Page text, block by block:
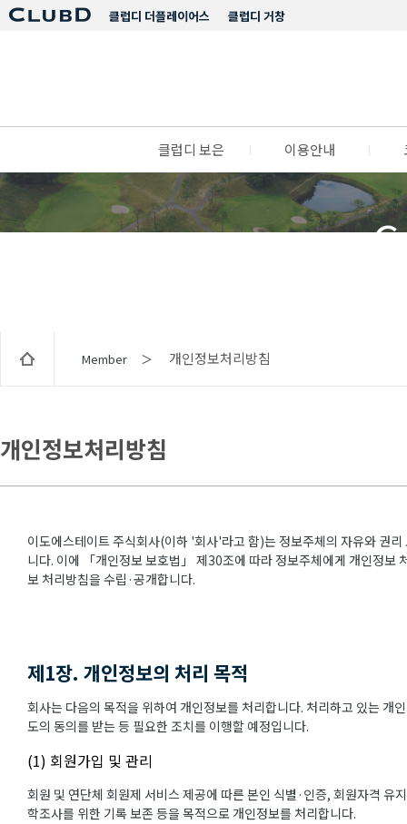
클럽디 거창
클럽디 더플레이어스
클럽디 보은 이용안내
Member ＞ 개인정보처리방침
개인정보처리방침
이도에스테이트 주식회사(이하 '회사'라고 함)는 정보주체의 자유와 권
니다. 이에 「개인정보 보호법」 제30조에 따라 정보주체에게 개인정보
보 처리방침을 수립·공개합니다.
제1장. 개인정보의 처리 목적
회사는 다음의 목적을 위하여 개인정보를 처리합니다. 처리하고 있는
도의 동의를 받는 등 필요한 조치를 이행할 예정입니다.
(1) 회원가입 및 관리
회원 및 연단체 회원제 서비스 제공에 따른 본인 식별·인증, 회원자격
학조사를 위한 기록 보존 등을 목적으로 개인정보를 처리합니다.